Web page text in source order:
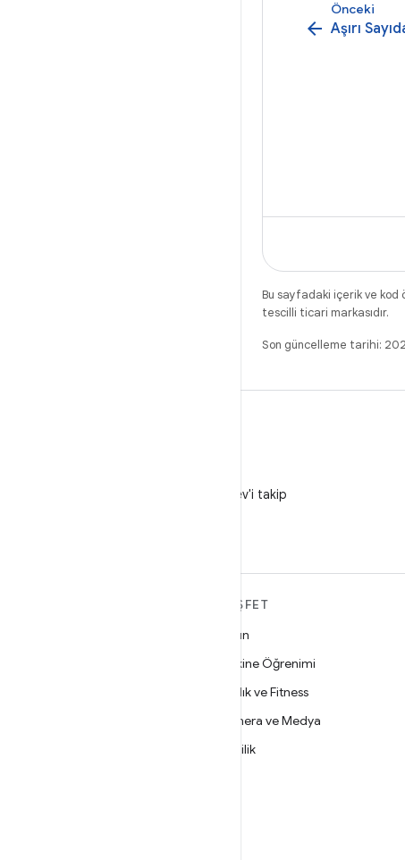
Önceki
arrow_back Aşırı
Bu sayfadaki içerik ve kod
tescilli ticari markasıdır.
Son güncelleme tarihi:
X'te @AndroidDev'i takip
KEŞFET
Oyun
Makine Öğrenimi
Sağlık ve Fitness
Kamera ve Medya
Gizlilik